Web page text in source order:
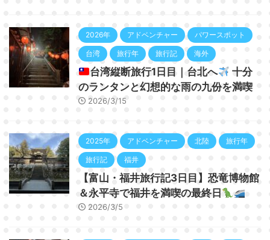
2026年 アドベンチャー パワースポット
台湾 旅行年 旅行記 海外
台湾縦断旅行1日目｜台北へ
十分
のランタンと幻想的な雨の九份を満喫
2026/3/15
2025年 アドベンチャー 北陸 旅行年
旅行記 福井
【富山・福井旅行記3日目】恐竜博物館
＆永平寺で福井を満喫の最終日
2026/3/5